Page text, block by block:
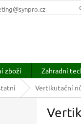
zboží Zahradní
Vertikutační